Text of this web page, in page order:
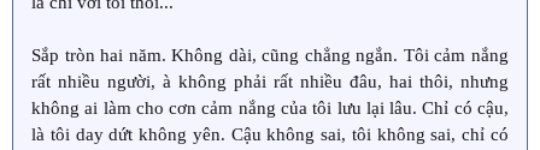
Sắp tròn hai năm. Không dài, cũng chẳng ngắn. Tôi cảm nắng
rất nhiều người, à không phải rất nhiều đâu, hai thôi, nhưng
không ai làm cho cơn cảm nắng của tôi lưu lại lâu. Chỉ có cậu,
là tôi day dứt không yên. Cậu không sai, tôi không sai, chỉ có